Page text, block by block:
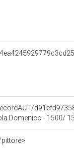
Domenico - 1500/